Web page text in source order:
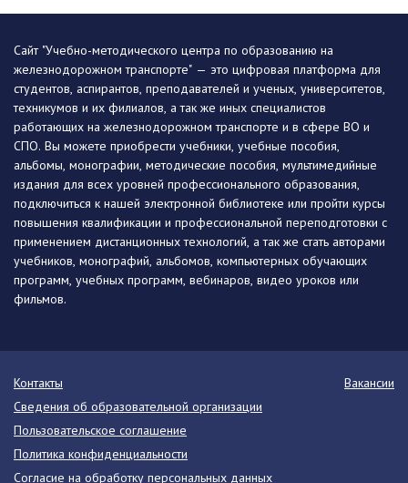
Сайт "Учебно-методического центра по образованию на
железнодорожном транспорте" — это цифровая платформа для
студентов, аспирантов, преподавателей и ученых, университетов,
техникумов и их филиалов, а так же иных специалистов
работающих на железнодорожном транспорте и в сфере ВО и
СПО. Вы можете приобрести учебники, учебные пособия,
альбомы, монографии, методические пособия, мультимедийные
издания для всех уровней профессионального образования,
подключиться к нашей электронной библиотеке или пройти курсы
повышения квалификации и профессиональной переподготовки с
применением дистанционных технологий, а так же стать авторами
учебников, монографий, альбомов, компьютерных обучающих
программ, учебных программ, вебинаров, видео уроков или
фильмов.
Контакты
Вакансии
Сведения об образовательной организации
Пользовательское соглашение
Политика конфиденциальности
Согласие на обработку персональных данных